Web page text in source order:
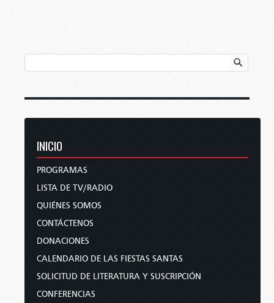
INICIO
PROGRAMAS
LISTA DE TV/RADIO
QUIÉNES SOMOS
CONTÁCTENOS
DONACIONES
CALENDARIO DE LAS FIESTAS SANTAS
SOLICITUD DE LITERATURA Y SUSCRIPCIÓN
CONFERENCIAS